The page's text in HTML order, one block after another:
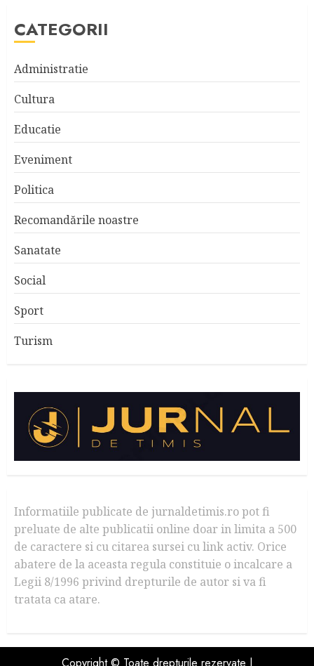
CATEGORII
Administratie
Cultura
Educatie
Eveniment
Politica
Recomandările noastre
Sanatate
Social
Sport
Turism
Informatiile publicate de jurnaldetimis.ro pot fi
preluate de alte publicatii online doar in limita a 500
de caractere si cu citarea sursei cu link activ. Orice
abatere de la aceasta regula constituie o incalcare a
Legii 8/1996 privind drepturile de autor si va fi
tratata ca atare.